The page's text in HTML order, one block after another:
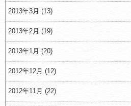
2013年3月 (13)
2013年2月 (19)
2013年1月 (20)
2012年12月 (12)
2012年11月 (22)